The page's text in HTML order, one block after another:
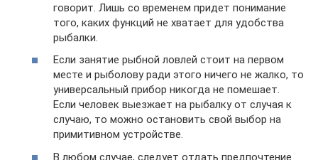
говорит. Лишь со временем придет понимание
того, каких функций не хватает для удобства
рыбалки.
Если занятие рыбной ловлей стоит на первом
месте и рыболову ради этого ничего не жалко, то
универсальный прибор никогда не помешает.
Если человек выезжает на рыбалку от случая к
случаю, то можно остановить свой выбор на
примитивном устройстве.
В любом случае, следует отдать предпочтение